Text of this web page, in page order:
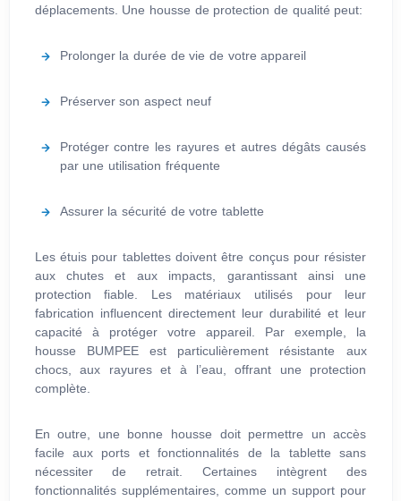
déplacements. Une housse de protection de qualité peut:
Prolonger la durée de vie de votre appareil
Préserver son aspect neuf
Protéger contre les rayures et autres dégâts causés
par une utilisation fréquente
Assurer la sécurité de votre tablette
Les étuis pour tablettes doivent être conçus pour résister
aux chutes et aux impacts, garantissant ainsi une
protection fiable. Les matériaux utilisés pour leur
fabrication influencent directement leur durabilité et leur
capacité à protéger votre appareil. Par exemple, la
housse BUMPEE est particulièrement résistante aux
chocs, aux rayures et à l’eau, offrant une protection
complète.
En outre, une bonne housse doit permettre un accès
facile aux ports et fonctionnalités de la tablette sans
nécessiter de retrait. Certaines intègrent des
fonctionnalités supplémentaires, comme un support pour